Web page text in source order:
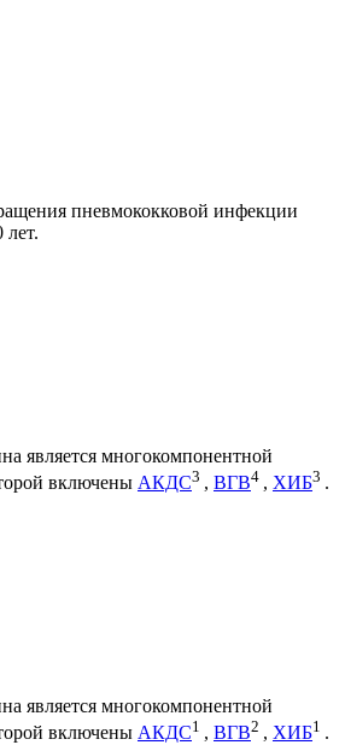
пневмококковой инфекции
лет.
является многокомпонентной
включены АКДС3 , ВГВ4 , ХИБ3 .
является многокомпонентной
включены АКДС1 , ВГВ2 , ХИБ1 .